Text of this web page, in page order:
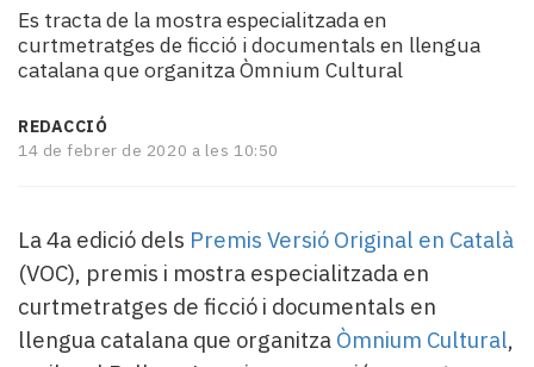
turisme
Cultura
Mai
tant!
mitjans
El
temps
Reportatges
Entrevistes
Es tracta de la mostra especialitzada en
curtmetratges de ficció i documentals en llengua
catalana que organitza Òmnium Cultural
REDACCIÓ
14 de febrer de 2020 a les 10:50
La 4a edició dels Premis Versió Original en Català
(VOC), premis i mostra especialitzada en
curtmetratges de ficció i documentals en
llengua catalana que organitza Òmnium Cultural,